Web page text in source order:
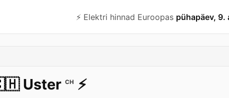
⚡️ Elektri hinnad Euroopas pühapäev,
Uster CH ⚡️